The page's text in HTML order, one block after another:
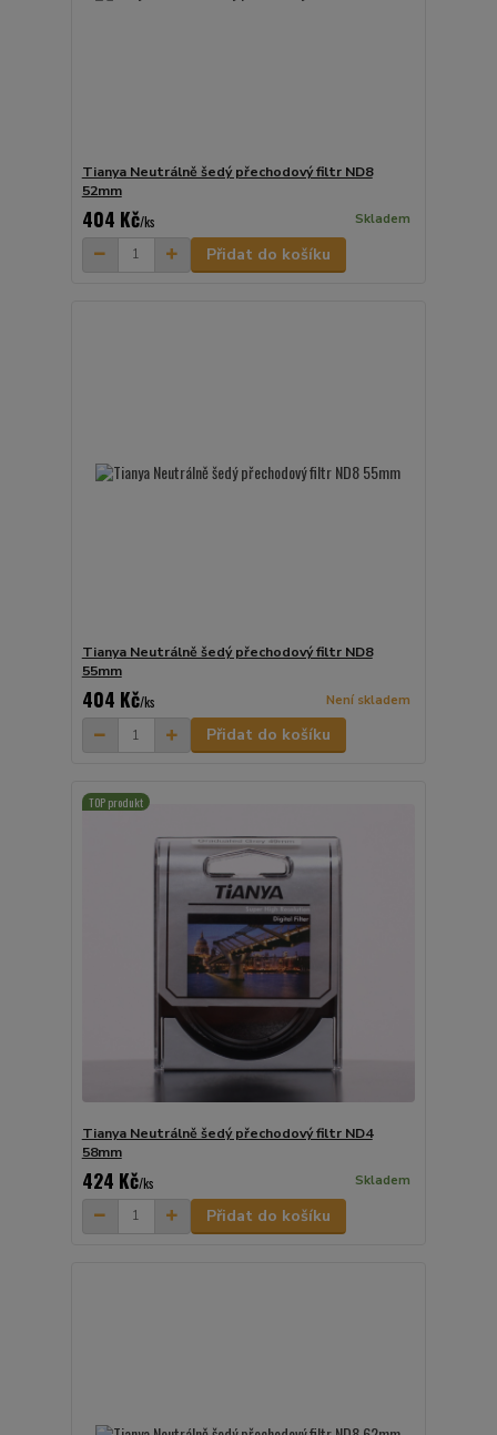
Tianya Neutrálně šedý přechodový filtr ND8
52mm
404 Kč/ks Skladem
Přidat do košíku
Tianya Neutrálně šedý přechodový filtr ND8
55mm
404 Kč/ks Není skladem
Přidat do košíku
TOP produkt
Tianya Neutrálně šedý přechodový filtr ND4
58mm
424 Kč/ks Skladem
Přidat do košíku